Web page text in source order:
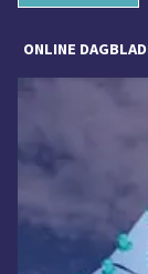
ONLINE